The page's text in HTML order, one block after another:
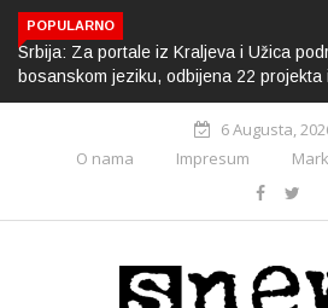
POPULARNO
Srbija: Za portale iz Kraljeva i Užica
bosanskom jeziku, odbijena 22 projekta
6 Augusta,
O nama
Impresum